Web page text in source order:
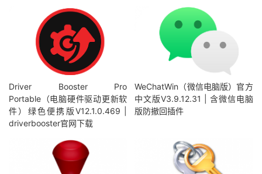
Driver Booster Pro
Portable（电脑硬件驱动更新软
件）绿色便携版V12.1.0.469 |
driverbooster官网下载
WeChatWin（微信电脑版）官方
中文版V3.9.12.31 | 含微信电脑
版防撤回插件